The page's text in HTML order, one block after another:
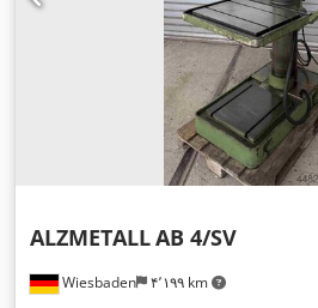
Wiesbaden ۴٬۱۹۹ km
ALZMETALLAB 4/SV